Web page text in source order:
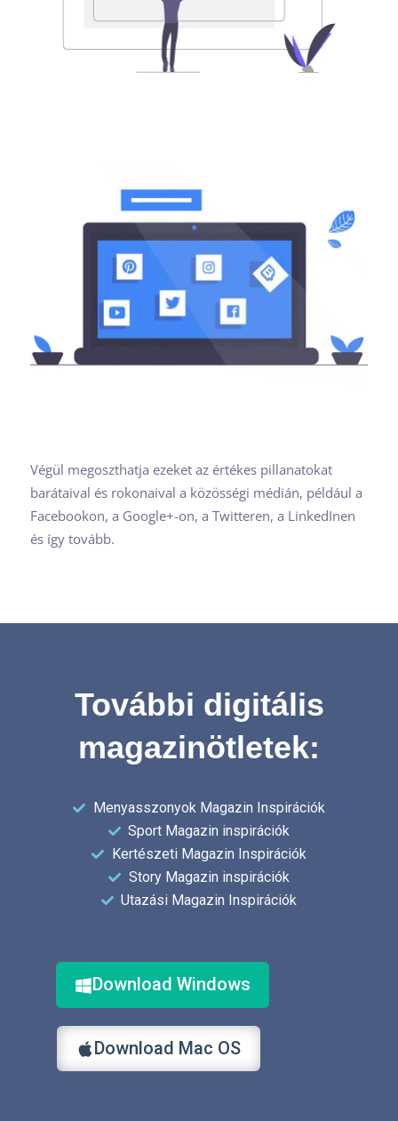
Végül megoszthatja ezeket az értékes pillanatokat
barátaival és rokonaival a közösségi médián, például a
Facebookon, a Google+-on, a Twitteren, a LinkedInen
és így tovább.
További digitális
magazinötletek:
Menyasszonyok Magazin Inspirációk
Sport Magazin inspirációk
Kertészeti Magazin Inspirációk
Story Magazin inspirációk
Utazási Magazin Inspirációk
Download Windows
Download Mac OS